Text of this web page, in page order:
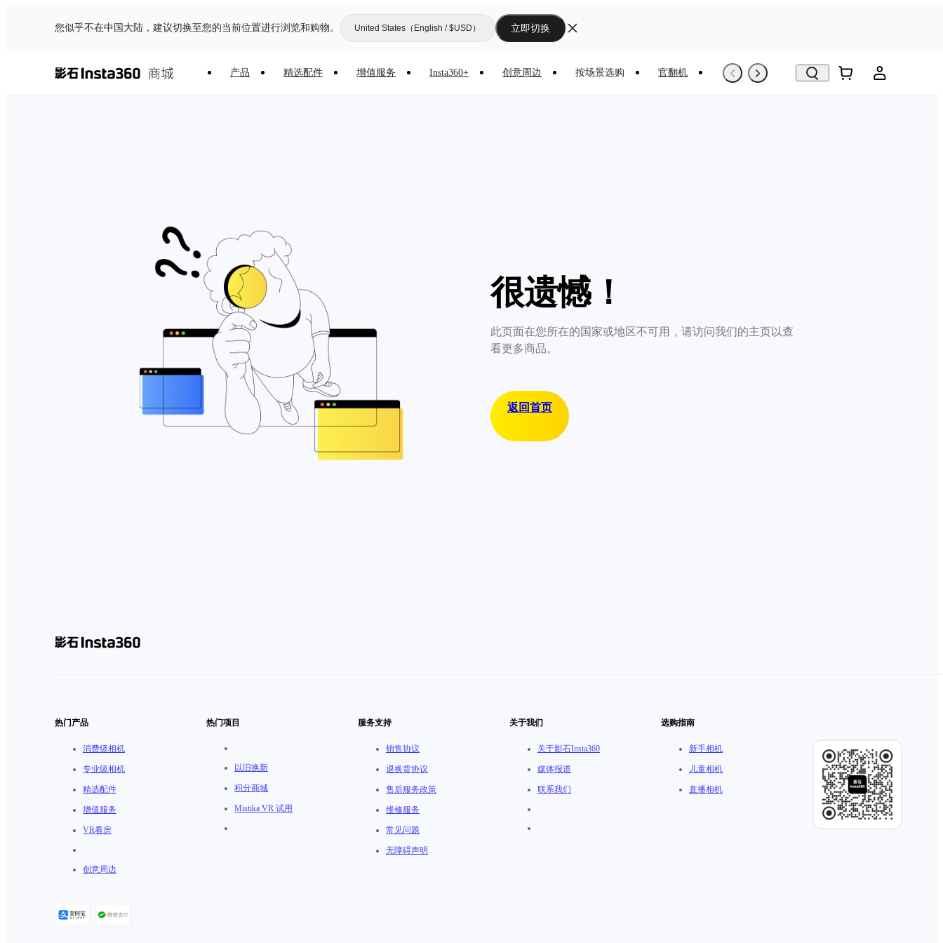
您似乎不在中国大陆，建议切换至您的当前位置进行浏览和购物。 United States（English / $USD） 立即切换
产品 精选配件 增值服务 Insta360+ 创意周边 按场景选购 官翻机 以旧换新 VR看房
很遗憾！
此页面在您所在的国家或地区不可用，请访问我们的主页以查
看更多商品。
返回首页
热门产品
消费级相机
专业级相机
精选配件
增值服务
VR看房
创意周边
热门项目
以旧换新
积分商城
Mistika VR 试用
服务支持
销售协议
退换货协议
售后服务政策
维修服务
常见问题
无障碍声明
关于我们
关于影石Insta360
媒体报道
联系我们
选购指南
新手相机
儿童相机
直播相机